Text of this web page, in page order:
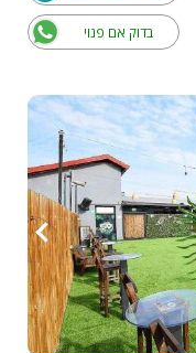
בדוק אם פנוי